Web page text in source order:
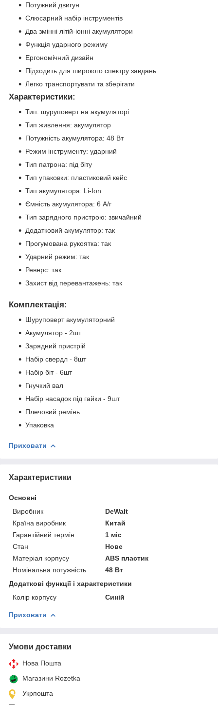
Потужний двигун
Слюсарний набір інструментів
Два змінні літій-іонні акумулятори
Функція ударного режиму
Ергономічний дизайн
Підходить для широкого спектру завдань
Легко транспортувати та зберігати
Характеристики:
Тип: шуруповерт на акумуляторі
Тип живлення: акумулятор
Потужність акумулятора: 48 Вт
Режим інструменту: ударний
Тип патрона: під біту
Тип упаковки: пластиковий кейс
Тип акумулятора: Li-Ion
Ємність акумулятора: 6 А/г
Тип зарядного пристрою: звичайний
Додатковий акумулятор: так
Прогумована рукоятка: так
Ударний режим: так
Реверс: так
Захист від перевантажень: так
Комплектація:
Шуруповерт акумуляторний
Акумулятор - 2шт
Зарядний пристрій
Набір свердл - 8шт
Набір біт - 6шт
Гнучкий вал
Набір насадок під гайки - 9шт
Плечовий ремінь
Упаковка
Приховати
Характеристики
Основні
Виробник
DeWalt
Країна виробник
Китай
Гарантійний термін
1 міс
Стан
Нове
Матеріал корпусу
ABS пластик
Номінальна потужність
48 Вт
Додаткові функції і характеристики
Колір корпусу
Синій
Приховати
Умови доставки
Нова Пошта
Магазини Rozetka
Укрпошта